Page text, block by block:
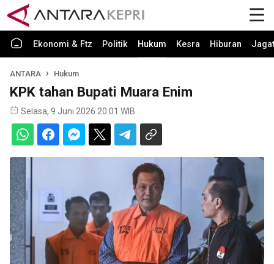
Ekonomi & Ftz Politik Hukum Kesra Hiburan Jagat
ANTARA Hukum
KPK tahan Bupati Muara Enim
Selasa, 9 Juni 2026 20:01 WIB